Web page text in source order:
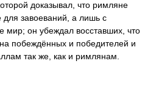
доказывал, что римляне
для завоеваний, а лишь с
мир; он убеждал восставших, что
побеждённых и победителей и
так же, как и римлянам.